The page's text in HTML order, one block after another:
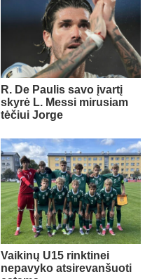
R. De Paulis savo įvartį
skyrė L. Messi mirusiam
tėčiui Jorge
Vaikinų U15 rinktinei
nepavyko atsirevanšuoti